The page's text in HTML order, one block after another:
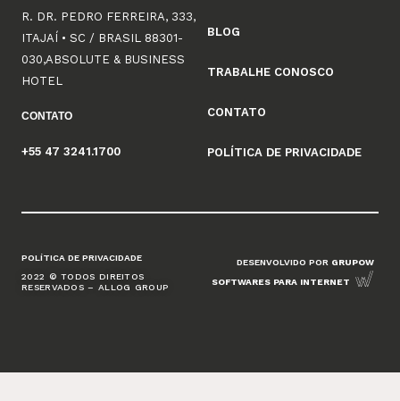
R. DR. PEDRO FERREIRA, 333,
ITAJAÍ • SC / BRASIL 88301-
030,ABSOLUTE & BUSINESS
HOTEL
CONTATO
+55 47 3241.1700
BLOG
TRABALHE CONOSCO
CONTATO
POLÍTICA DE PRIVACIDADE
POLÍTICA DE PRIVACIDADE
2022 © TODOS DIREITOS
RESERVADOS – ALLOG GROUP
DESENVOLVIDO POR GRUPOW
SOFTWARES PARA INTERNET